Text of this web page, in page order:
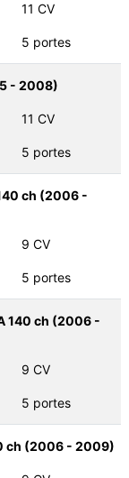
11 CV
5 portes
- 2008)
11 CV
5 portes
ch (2006 -
9 CV
5 portes
A 140 ch (2006 -
9 CV
5 portes
ch (2006 - 2009)